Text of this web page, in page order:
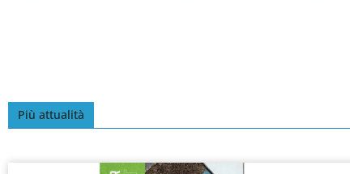
Più attualità